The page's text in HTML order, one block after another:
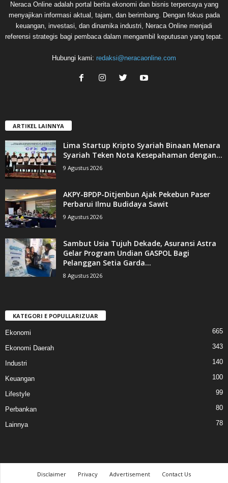
Neraca Online adalah portal berita ekonomi dan bisnis terpercaya yang
menyajikan informasi aktual, tajam, dan berimbang. Dengan fokus pada
keuangan, investasi, dan dinamika industri, Neraca Online menjadi
referensi strategis bagi pembaca dalam mengambil keputusan yang tepat.
Hubungi kami: redaksi@neracaonline.com
ARTIKEL LAINNYA
Lima Startup Kripto Syariah Binaan Menara
Syariah Teken Nota Kesepahaman dengan...
9 Agustus 2026
AKPY-BPDP-Ditjenbun Ajak Pekebun Paser
Perbarui Ilmu Budidaya Sawit
9 Agustus 2026
Sambut Usia Tujuh Dekade, Asuransi Astra
Gelar Program Undian GASPOL Bagi
Pelanggan Setia Garda...
8 Agustus 2026
KATEGORI E POPULLARIZUAR
Ekonomi 665
Ekonomi Daerah 343
Industri 140
Keuangan 100
Lifestyle 99
Perbankan 80
Lainnya 78
Disclaimer Privacy Advertisement Contact Us